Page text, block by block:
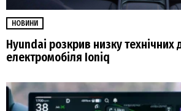
НОВИНИ
Hyundai розкрив низку технічних
електромобіля Ioniq